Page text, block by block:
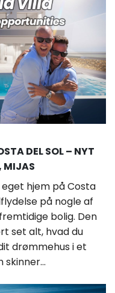
DEL SOL – NYT
MIJAS
hjem på Costa
på nogle af
bolig. Den
set alt, hvad du
drømmehus i et